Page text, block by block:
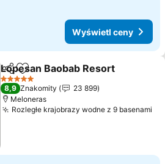
Wyświetl ceny
Udostępnij
Dodaj do ulubionych
Lopesan Baobab Resort
5 Kategoria
8,9 Znakomity
23 899
Meloneras
Rozległe krajobrazy wodne z 9 basenami